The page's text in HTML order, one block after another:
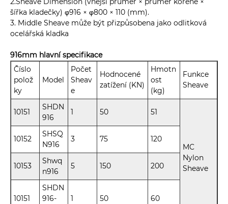
šířka kladečky) φ916 × φ800 × 110 (mm).
3. Middle Sheave může být přizpůsobena jako odlitková
ocelářská kladka
916mm hlavní specifikace
Číslo
polož
ky
Model
Počet
Sheav
e
Hodnocené
zatížení (KN)
Hmotn
ost
(kg)
Funkce
Sheave
10151
SHDN
916
1 50 51
MC
Nylon
Sheave
10152
SHSQ
N916
3 75 120
10153
Shwq
n916
5 150 200
10151
SHDN
916-
1 50 60